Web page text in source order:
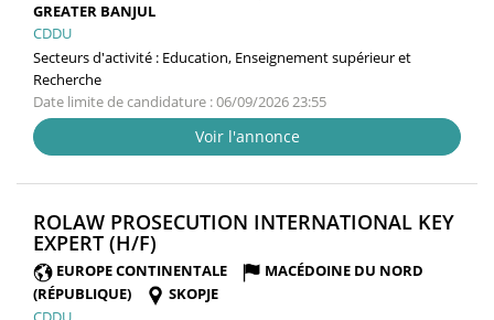
GREATER BANJUL
CDDU
Secteurs d'activité : Education, Enseignement supérieur et
Recherche
Date limite de candidature : 06/09/2026 23:55
Voir l'annonce
ROLAW PROSECUTION INTERNATIONAL KEY
EXPERT (H/F)
FENÊTRE)
EUROPE CONTINENTALE
MACÉDOINE DU NORD
(RÉPUBLIQUE)
SKOPJE